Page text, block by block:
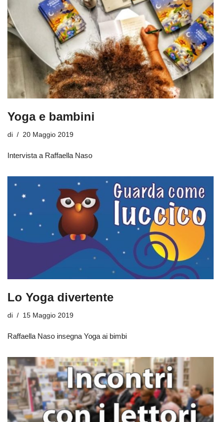
Yoga e bambini
di 20 Maggio 2019
Intervista a Raffaella Naso
Lo Yoga divertente
di 15 Maggio 2019
Raffaella Naso insegna Yoga ai bimbi